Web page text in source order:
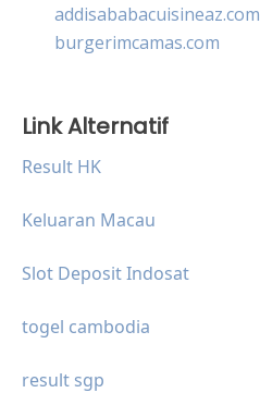
addisababacuisineaz.com
burgerimcamas.com
Link Alternatif
Result HK
Keluaran Macau
Slot Deposit Indosat
togel cambodia
result sgp